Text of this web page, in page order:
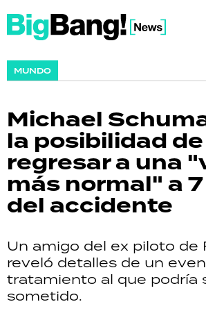
MUNDO
Michael
la posibilidad de
regresar a una
más normal" a
del accidente
Un amigo del ex piloto de
reveló detalles de un
tratamiento al que podría
sometido.
SHOW
ACTUALIDAD
POLICIALES
ECONOMÍA
SALUD
DEPORTES